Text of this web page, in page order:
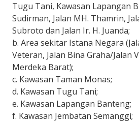
Tugu Tani, Kawasan Lapangan
Sudirman, Jalan MH. Thamrin,
Subroto dan Jalan Ir. H. Juanda;
b. Area sekitar Istana Negara
Veteran, Jalan Bina Graha/Jalan
Merdeka Barat);
c. Kawasan Taman Monas;
d. Kawasan Tugu Tani;
e. Kawasan Lapangan Banteng;
f. Kawasan Jembatan Semanggi;